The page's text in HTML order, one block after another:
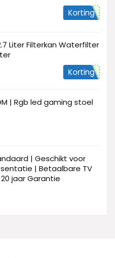
Korting
Liter Filterkan Waterfilter
Korting
| Rgb led gaming stoel
| Geschikt voor
| Betaalbare TV
jaar Garantie